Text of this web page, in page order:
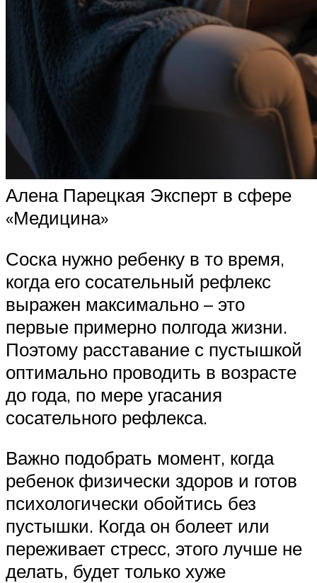
Алена Парецкая Эксперт в сфере
«Медицина»
Соска нужно ребенку в то время,
когда его сосательный рефлекс
выражен максимально – это
первые примерно полгода жизни.
Поэтому расставание с пустышкой
оптимально проводить в возрасте
до года, по мере угасания
сосательного рефлекса.
Важно подобрать момент, когда
ребенок физически здоров и готов
психологически обойтись без
пустышки. Когда он болеет или
переживает стресс, этого лучше не
делать, будет только хуже